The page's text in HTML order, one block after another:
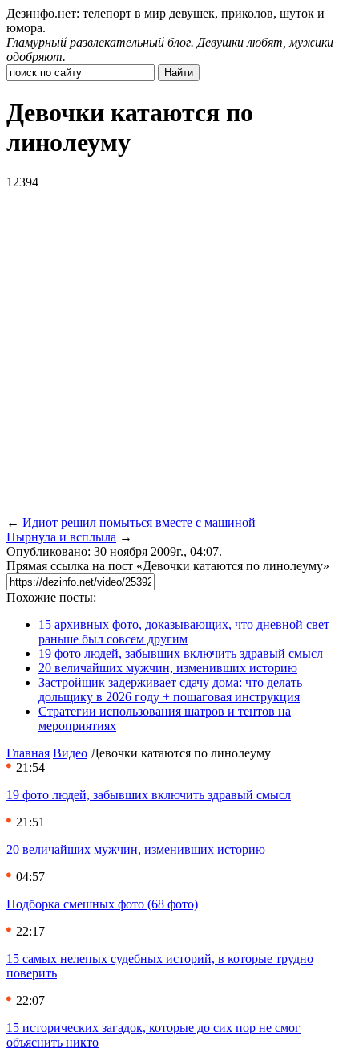
Дезинфо.нет: телепорт в мир девушек, приколов, шуток и
юмора.
Гламурный развлекательный блог. Девушки любят, мужики
одобряют.
Девочки катаются по
линолеуму
12394
← Идиот решил помыться вместе с машиной
Нырнула и всплыла →
Опубликовано: 30 ноября 2009г., 04:07.
Прямая ссылка на пост «Девочки катаются по линолеуму»
Похожие посты:
15 архивных фото, доказывающих, что дневной свет
раньше был совсем другим
19 фото людей, забывших включить здравый смысл
20 величайших мужчин, изменивших историю
Застройщик задерживает сдачу дома: что делать
дольщику в 2026 году + пошаговая инструкция
Стратегии использования шатров и тентов на
мероприятиях
Главная Видео Девочки катаются по линолеуму
21:54
19 фото людей, забывших включить здравый смысл
21:51
20 величайших мужчин, изменивших историю
04:57
Подборка смешных фото (68 фото)
22:17
15 самых нелепых судебных историй, в которые трудно
поверить
22:07
15 исторических загадок, которые до сих пор не смог
объяснить никто